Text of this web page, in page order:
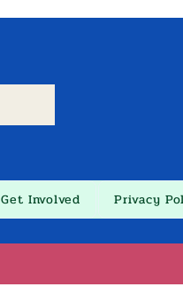
Get Involved Privacy